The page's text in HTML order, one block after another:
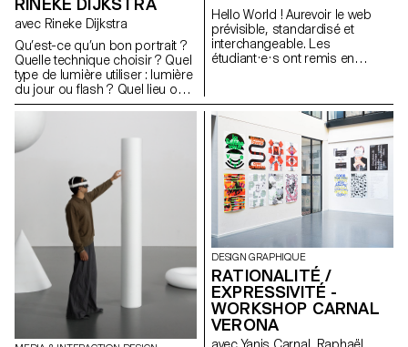
Margaux Tinguely
avec Rineke Dijkstra
Qu’est-ce qu’un bon portrait ?
Quelle technique choisir ? Quel
type de lumière utiliser : lumière
du jour ou flash ? Quel lieu ou
arrière-plan choisir ? Comment
aborder une personne
inconnue ? Dans cet atelier, les
fait la qualité d’un bon portrait
ainsi que les outils permettant
d’en créer un.
Hello World ! Aurevoir le web
prévisible, standardisé et
interchangeable. Les
étudiant·e·s ont remis en
vastes possibilités du médium,
et inventé de nouvelles façons
d'interagir avec le Web. Et quoi
de mieux pour donner du sens
au design web que les
portfolios des étudiant·e·s eux-
mêmes, compris comme des
expressions d'attitude et de
personnalité.
https://websites.ecal-mid.ch/
DESIGN GRAPHIQUE
RATIONALITÉ /
EXPRESSIVITÉ -
WORKSHOP CARNAL
VERONA
avec Yanis Carnal, Raphaël